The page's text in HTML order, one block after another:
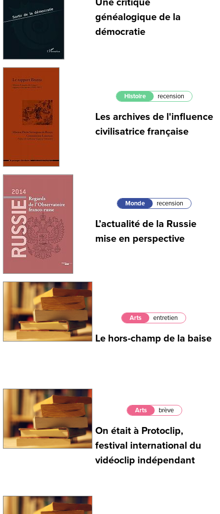
Une critique
généalogique de la
démocratie
Histoire recension
Les archives de l'influence
civilisatrice française
Monde recension
L’actualité de la Russie
mise en perspective
Arts entretien
Le hors-champ de la baise
Arts brève
On était à Protoclip,
festival international du
vidéoclip indépendant